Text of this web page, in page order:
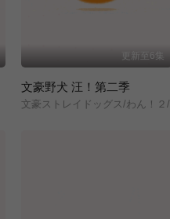
更新至6集
文豪野犬 汪！第二季
文豪ストレイドッグス/わん！２/